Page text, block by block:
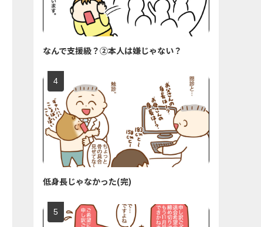
なんで支援級？②本人は嫌じゃない？
低身長じゃなかった(完)